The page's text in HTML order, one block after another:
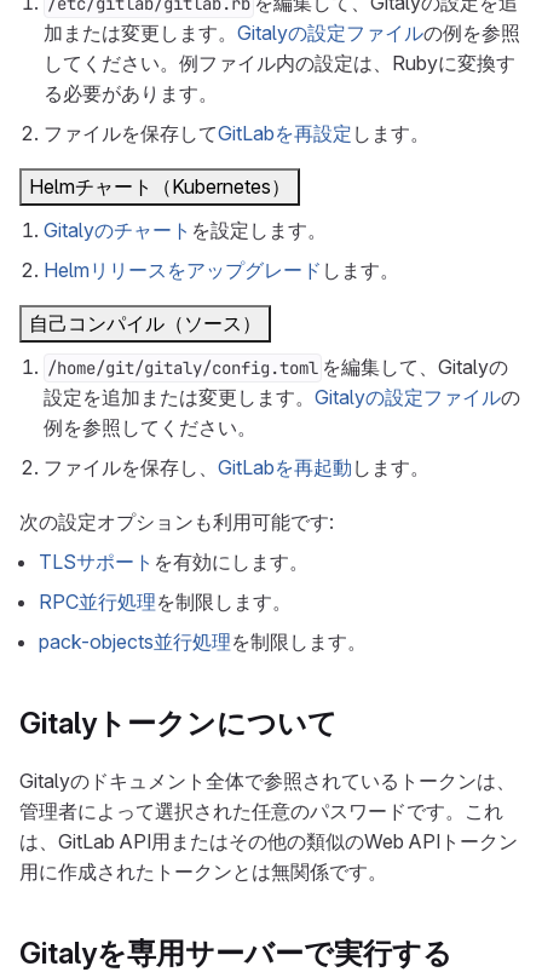
加または変更します。 Gitalyの設定ファイルの例を参照
してください。例ファイル内の設定は、Rubyに変換す
る必要があります。
ファイルを保存してGitLabを再設定 します。
Helmチャート（Kubernetes）
Gitalyのチャート を設定します。
Helmリリースをアップグレード します。
自己コンパイル（ソース）
/home/git/gitaly/config.toml を編集して、Gitalyの
設定を追加または変更します。 Gitalyの設定ファイルの
例を参照してください。
ファイルを保存し、 GitLabを再起動 します。
次の設定オプションも利用可能です:
TLSサポート を有効にします。
RPC並行処理を制限します。
pack-objects並行処理を制限します。
Gitalyトークンについて
Gitalyのドキュメント全体で参照されているトークンは、
管理者によって選択された任意のパスワードです。これ
は、GitLab API用またはその他の類似のWeb APIトークン
用に作成されたトークンとは無関係です。
Gitalyを専用サーバーで実行する